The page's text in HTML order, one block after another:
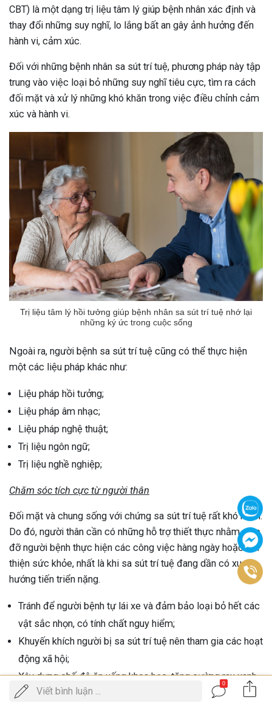
CBT) là một dạng trị liệu tâm lý giúp bệnh nhân xác định và
thay đổi những suy nghĩ, lo lắng bất an gây ảnh hưởng đến
hành vi, cảm xúc.
Đối với những bệnh nhân sa sút trí tuệ, phương pháp này tập
trung vào việc loại bỏ những suy nghĩ tiêu cực, tìm ra cách
đối mặt và xử lý những khó khăn trong việc điều chỉnh cảm
xúc và hành vi.
Trị liệu tâm lý hồi tưởng giúp bệnh nhân sa sút trí tuệ nhớ lại
những ký ức trong cuộc sống
Ngoài ra, người bệnh sa sút trí tuệ cũng có thể thực hiện
một các liệu pháp khác như:
Liệu pháp hồi tưởng;
Liệu pháp âm nhạc;
Liệu pháp nghệ thuật;
Trị liệu ngôn ngữ;
Trị liệu nghề nghiệp;
Chăm sóc tích cực từ người thân
Đối mặt và chung sống với chứng sa sút trí tuệ rất khó khăn.
Do đó, người thân cần có những hỗ trợ thiết thực nhằm giúp
đỡ người bệnh thực hiện các công việc hàng ngày hoặc cải
thiện sức khỏe, nhất là khi sa sút trí tuệ đang dần có xu
hướng tiến triển nặng.
Tránh để người bệnh tự lái xe và đảm bảo loại bỏ hết các
vật sắc nhọn, có tính chất nguy hiểm;
Khuyến khích người bị sa sút trí tuệ nên tham gia các hoạt
động xã hội;
Xây dựng chế độ ăn uống khoa học, tăng cường rau xanh,
trái cây tươi, giảm chất béo, dầu mỡ và các chất kích
Viết bình luận ...
0
Gọi
ĐẶT LỊCH KHÁM